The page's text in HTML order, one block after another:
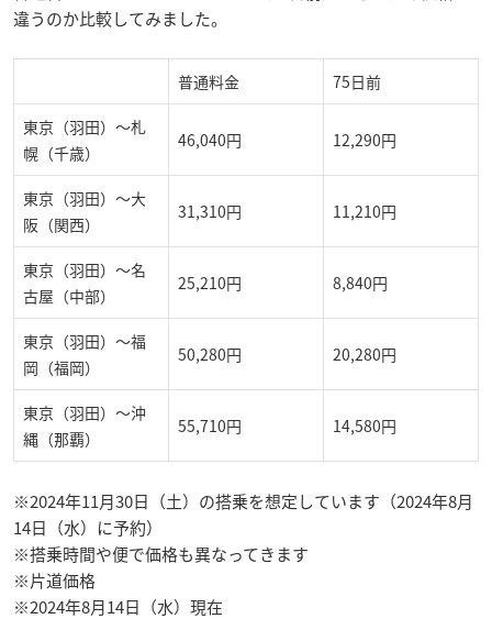
違うのか比較してみました。
普通料金 75日前
東京（羽田）～札
幌（千歳）
46,040円 12,290円
東京（羽田）～大
阪（関西）
31,310円 11,210円
東京（羽田）～名
古屋（中部）
25,210円 8,840円
東京（羽田）～福
岡（福岡）
50,280円 20,280円
東京（羽田）～沖
縄（那覇）
55,710円 14,580円
※2024年11月30日（土）の搭乗を想定しています（2024年8月
14日（水）に予約）
※搭乗時間や便で価格も異なってきます
※片道価格
※2024年8月14日（水）現在